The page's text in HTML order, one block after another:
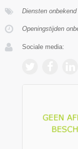
Diensten onbekend
Openingstijden
Sociale media: